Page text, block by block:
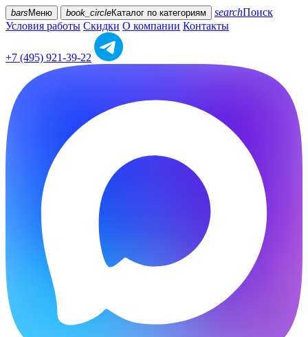
bars Меню book_circleКаталог по категориям searchПоиск
Условия работы Скидки О компании Контакты
+7 (495) 921-39-22